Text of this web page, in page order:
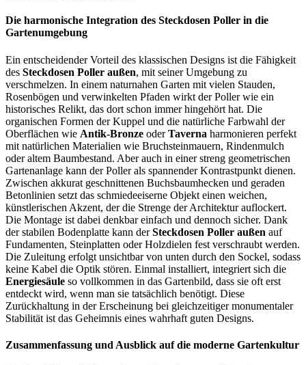
Die harmonische Integration des Steckdosen Poller in die
Gartenumgebung
Ein entscheidender Vorteil des klassischen Designs ist die Fähigkeit
des Steckdosen Poller außen, mit seiner Umgebung zu
verschmelzen. In einem naturnahen Garten mit vielen Stauden,
Rosenbögen und verwinkelten Pfaden wirkt der Poller wie ein
historisches Relikt, das dort schon immer hingehört hat. Die
organischen Formen der Kuppel und die natürliche Farbwahl der
Oberflächen wie Antik-Bronze oderTaverna harmonieren perfekt
mit natürlichen Materialien wie Bruchsteinmauern, Rindenmulch
oder altem Baumbestand. Aber auch in einer streng geometrischen
Gartenanlage kann der Poller als spannender Kontrastpunkt dienen.
Zwischen akkurat geschnittenen Buchsbaumhecken und geraden
Betonlinien setzt das schmiedeeiserne Objekt einen weichen,
künstlerischen Akzent, der die Strenge der Architektur auflockert.
Die Montage ist dabei denkbar einfach und dennoch sicher. Dank
der stabilen Bodenplatte kann derSteckdosen Poller außen auf
Fundamenten, Steinplatten oder Holzdielen fest verschraubt werden.
Die Zuleitung erfolgt unsichtbar von unten durch den Sockel, sodass
keine Kabel die Optik stören. Einmal installiert, integriert sich die
Energiesäule so vollkommen in das Gartenbild, dass sie oft erst
entdeckt wird, wenn man sie tatsächlich benötigt. Diese
Zurückhaltung in der Erscheinung bei gleichzeitiger monumentaler
Stabilität ist das Geheimnis eines wahrhaft guten Designs.
Zusammenfassung und Ausblick auf die moderne Gartenkultur